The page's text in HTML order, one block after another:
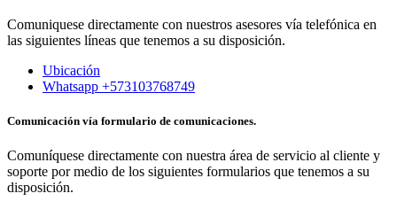
Comuniquese directamente con nuestros asesores vía telefónica en
las siguientes líneas que tenemos a su disposición.
Ubicación
Whatsapp +573103768749
Comunicación vía formulario de comunicaciones.
Comuníquese directamente con nuestra área de servicio al cliente y
soporte por medio de los siguientes formularios que tenemos a su
disposición.